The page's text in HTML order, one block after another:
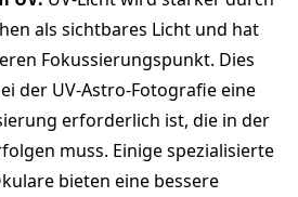
als sichtbares Licht und hat
Fokussierungspunkt. Dies
der UV-Astro-Fotografie eine
erforderlich ist, die in der
muss. Einige spezialisierte
bieten eine bessere